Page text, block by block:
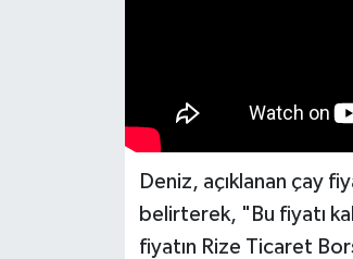
Deniz, açıklanan çay
belirterek, "Bu fiyatı
fiyatın Rize Ticaret